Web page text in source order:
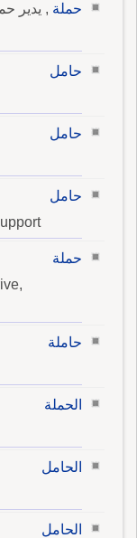
حملة , يدير
حامل
حامل
حامل
حملة
حاملة
الحملة
الحامل
الحامل